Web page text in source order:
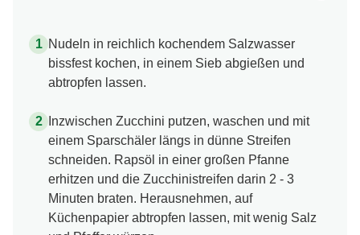
Nudeln in reichlich kochendem Salzwasser
bissfest kochen, in einem Sieb abgießen und
abtropfen lassen.
Inzwischen Zucchini putzen, waschen und mit
einem Sparschäler längs in dünne Streifen
schneiden. Rapsöl in einer großen Pfanne
erhitzen und die Zucchinistreifen darin 2 - 3
Minuten braten. Herausnehmen, auf
Küchenpapier abtropfen lassen, mit wenig Salz